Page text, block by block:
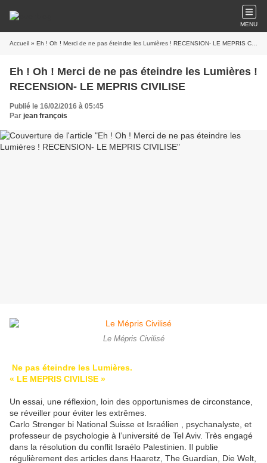
MENU
Accueil » Eh ! Oh ! Merci de ne pas éteindre les Lumières ! RECENSION- LE MEPRIS CIVILISE
Eh ! Oh ! Merci de ne pas éteindre les Lumières !
RECENSION- LE MEPRIS CIVILISE
Publié le 16/02/2016 à 05:45
Par jean françois
Le Mépris Civilisé
Ne pas éteindre les Lumières.
« LE MEPRIS CIVILISE »
Un essai, une réflexion, loin des opportunismes de circonstance,
se réveiller pour éviter les extrêmes.
Carlo Strenger bi National Suisse et Israélien , psychanalyste, et
professeur de psychologie à l’université de Tel Aviv. Très engagé
dans la résolution du conflit Israélo Palestinien. Il publie
régulièrement des articles dans Haaretz, The Guardian, Die Welt,